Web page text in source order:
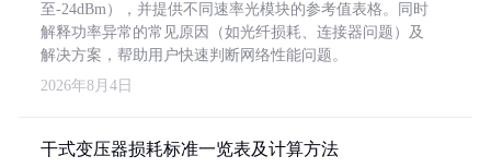
至-24dBm），并提供不同速率光模块的参考值表格。同时
解释功率异常的常见原因（如光纤损耗、连接器问题）及
解决方案，帮助用户快速判断网络性能问题。
2026年8月4日
干式变压器损耗标准一览表及计算方法